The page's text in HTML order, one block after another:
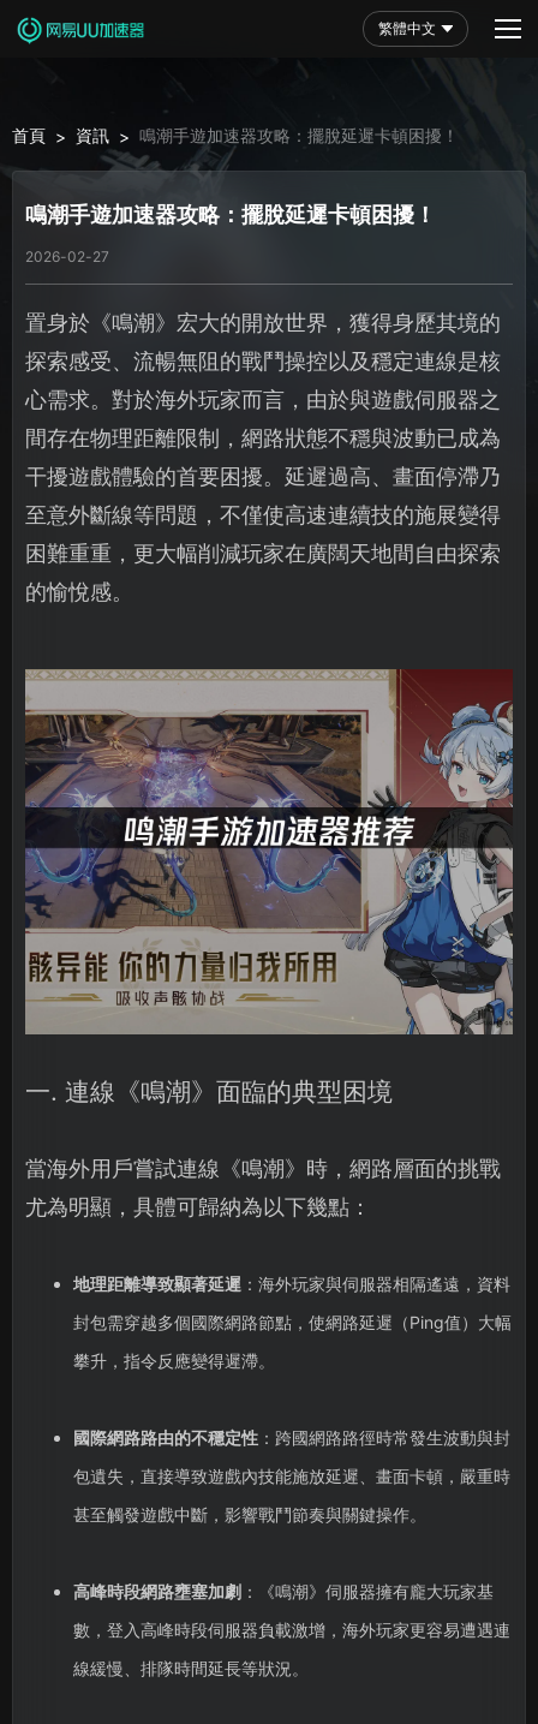
繁體中文
首頁 > 資訊 > 鳴潮手遊加速器攻略：擺脫延遲卡頓困擾！
鳴潮手遊加速器攻略：擺脫延遲卡頓困擾！
2026-02-27
置身於《鳴潮》宏大的開放世界，獲得身歷其境的
探索感受、流暢無阻的戰鬥操控以及穩定連線是核
心需求。對於海外玩家而言，由於與遊戲伺服器之
間存在物理距離限制，網路狀態不穩與波動已成為
干擾遊戲體驗的首要困擾。延遲過高、畫面停滯乃
至意外斷線等問題，不僅使高速連續技的施展變得
困難重重，更大幅削減玩家在廣闊天地間自由探索
的愉悅感。
一. 連線《鳴潮》面臨的典型困境
當海外用戶嘗試連線《鳴潮》時，網路層面的挑戰
尤為明顯，具體可歸納為以下幾點：
地理距離導致顯著延遲：海外玩家與伺服器相隔遙遠，資料
封包需穿越多個國際網路節點，使網路延遲（Ping值）大幅
攀升，指令反應變得遲滯。
國際網路路由的不穩定性：跨國網路路徑時常發生波動與封
包遺失，直接導致遊戲內技能施放延遲、畫面卡頓，嚴重時
甚至觸發遊戲中斷，影響戰鬥節奏與關鍵操作。
高峰時段網路壅塞加劇 ：《鳴潮》伺服器擁有龐大玩家基
數，登入高峰時段伺服器負載激增，海外玩家更容易遭遇連
線緩慢、排隊時間延長等狀況。